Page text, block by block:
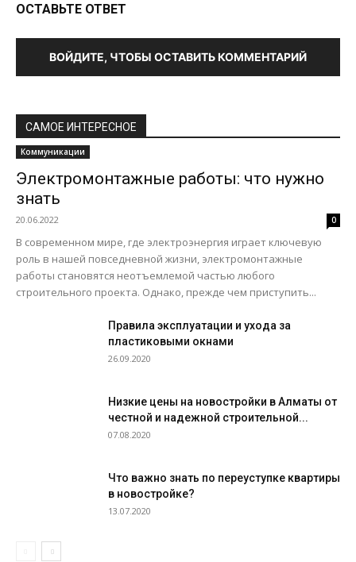
ОСТАВЬТЕ ОТВЕТ
ВОЙДИТЕ, ЧТОБЫ ОСТАВИТЬ КОММЕНТАРИЙ
САМОЕ ИНТЕРЕСНОЕ
Коммуникации
Электромонтажные работы: что нужно
знать
20.06.2022 0
В современном мире, где электроэнергия играет ключевую
роль в нашей повседневной жизни, электромонтажные
работы становятся неотъемлемой частью любого
строительного проекта. Однако, прежде чем приступить...
Правила эксплуатации и ухода за
пластиковыми окнами
26.09.2020
Низкие цены на новостройки в Алматы от
честной и надежной строительной...
07.08.2020
Что важно знать по переуступке квартиры
в новостройке?
13.07.2020